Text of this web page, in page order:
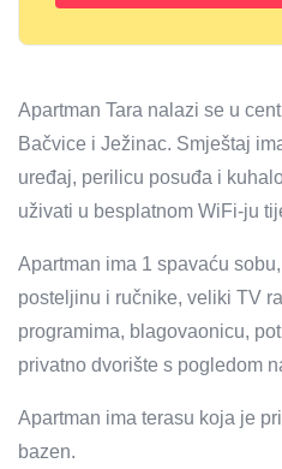
Apartman Tara nalazi se u
Bačvice i Ježinac. Smještaj
uređaj, perilicu posuđa i
uživati ​​u besplatnom WiFi-ju
Apartman ima 1 spavaću
posteljinu i ručnike, veliki TV
programima, blagovaonicu,
privatno dvorište s pogledom
Apartman ima terasu koja je
bazen.